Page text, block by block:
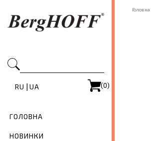
RU | UA (0)
ГОЛОВНА
НОВИНКИ
Головна